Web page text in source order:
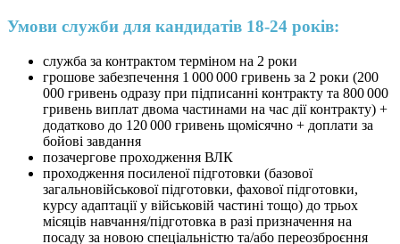
Умови служби для кандидатів 18-24 років:
служба за контрактом терміном на 2 роки
грошове забезпечення 1 000 000 гривень за 2 роки (200
000 гривень одразу при підписанні контракту та 800 000
гривень виплат двома частинами на час дії контракту) +
додатково до 120 000 гривень щомісячно + доплати за
бойові завдання
позачергове проходження ВЛК
проходження посиленої підготовки (базової
загальновійськової підготовки, фахової підготовки,
курсу адаптації у військовій частині тощо) до трьох
місяців навчання/підготовка в разі призначення на
посаду за новою спеціальністю та/або переозброєння